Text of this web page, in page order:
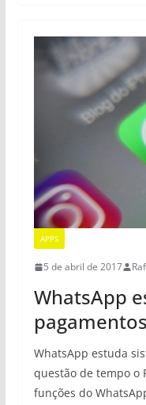
APPS
5 de abril de 2017
WhatsApp
pagamentos
WhatsApp estuda
questão de tempo o
funções do